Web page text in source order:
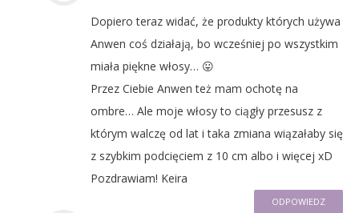
Dopiero teraz widać, że produkty których używa
Anwen coś działają, bo wcześniej po wszystkim
miała piękne włosy… 😛
Przez Ciebie Anwen też mam ochotę na
ombre… Ale moje włosy to ciągły przesusz z
którym walczę od lat i taka zmiana wiązałaby się
z szybkim podcięciem z 10 cm albo i więcej xD
Pozdrawiam! Keira
ODPOWIEDZ